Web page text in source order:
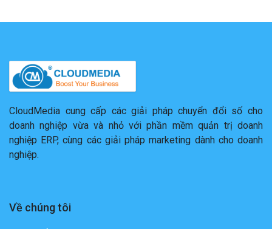
CloudMedia cung cấp các giải pháp chuyển đổi số cho
doanh nghiệp vừa và nhỏ với phần mềm quản trị doanh
nghiệp ERP, cùng các giải pháp marketing dành cho doanh
nghiệp.
Về chúng tôi